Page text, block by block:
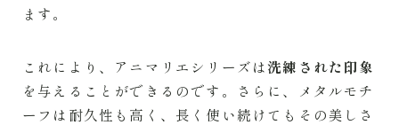
ます。
これにより、アニマリエシリーズは洗練された印象
を与えることができるのです。さらに、メタルモチ
ーフは耐久性も高く、長く使い続けてもその美しさ